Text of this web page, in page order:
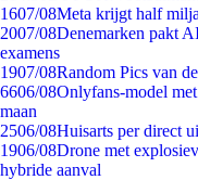
1607/08Meta krijgt half
2007/08Denemarken pakt
examens
1907/08Random Pics van
6606/08Onlyfans-model
maan
2506/08Huisarts per direct
1906/08Drone met
hybride aanval